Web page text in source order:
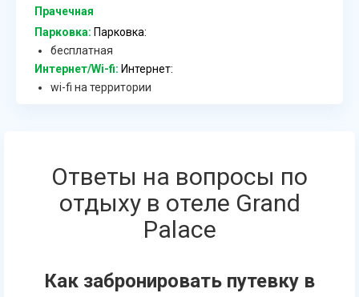
Прачечная
Парковка: Парковка:
бесплатная
Интернет/Wi-fi: Интернет:
wi-fi на территории
Ответы на вопросы по
отдыху в отеле Grand
Palace
Как забронировать путевку в